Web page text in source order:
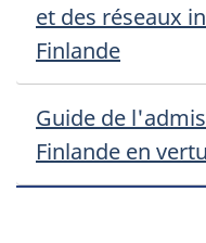
et des réseaux
Finlande
Guide de
Finlande en